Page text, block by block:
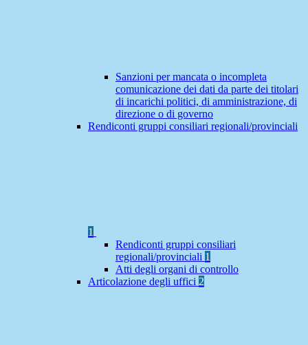
Sanzioni per mancata o incompleta
comunicazione dei dati da parte dei titolari
di incarichi politici, di amministrazione, di
direzione o di governo
Rendiconti gruppi consiliari regionali/provinciali
1
Rendiconti gruppi consiliari
regionali/provinciali 1
Atti degli organi di controllo
Articolazione degli uffici 2